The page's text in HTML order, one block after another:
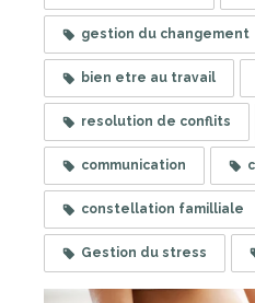
gestion du changement
bien etre au travail
resolution de conflits
communication
constellation familliale
Gestion du stress